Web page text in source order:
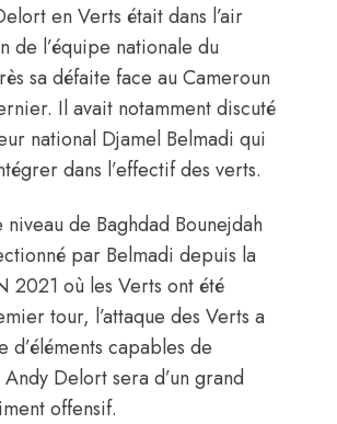
en Verts était dans l’air
de l’équipe nationale du
sa défaite face au Cameroun
Il avait notamment discuté
national Djamel Belmadi qui
dans l’effectif des verts.
de Baghdad Bounejdah
par Belmadi depuis la
2021 où les Verts ont été
tour, l’attaque des Verts a
d’éléments capables de
Delort sera d’un grand
offensif.